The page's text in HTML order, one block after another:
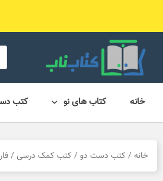
محتوا
خانه کتاب های نو کتب
خانه / کتب دست دو / کتب کمک درسی /